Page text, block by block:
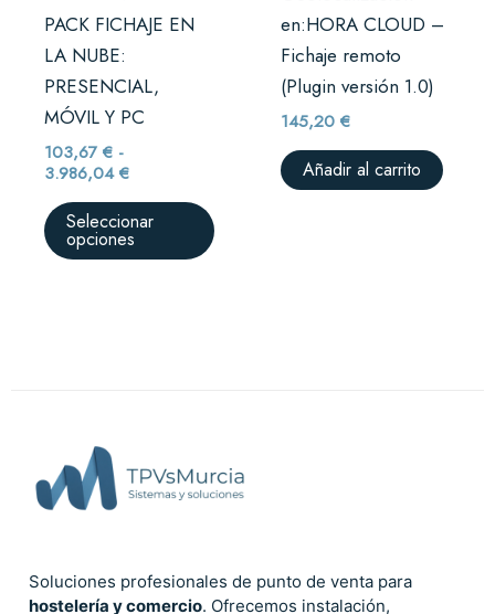
PACK FICHAJE EN
LA NUBE:
PRESENCIAL,
MÓVIL Y PC
103,67€ -
3.986,04€
hasta
3.986,04 €
Seleccionar
opciones
variantes.
opciones
en
en:HORA CLOUD –
Fichaje remoto
(Plugin versión 1.0)
145,20€
Añadir al carrito
Soluciones profesionales de punto de venta para
hostelería y comercio. Ofrecemos instalación,